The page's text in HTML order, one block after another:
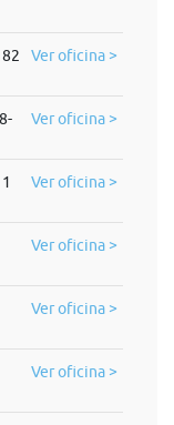
Ver oficina >
Ver oficina >
Ver oficina >
Ver oficina >
Ver oficina >
Ver oficina >